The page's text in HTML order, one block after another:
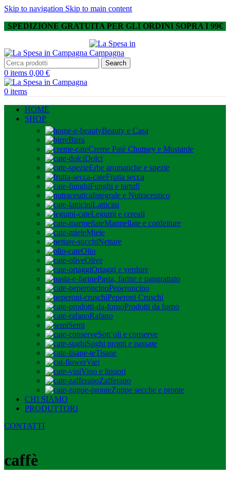
Skip to navigation Skip to main content
SPEDIZIONE GRATUITA PER GLI ORDINI SOPRA I 99€
Search
0 items 0,00 €
0 items
HOME
SHOP
Beauty e Casa
Birra
Creme Patè Chutney e Mostarde
Dolci
Erbe aromatiche e spezie
Frutta secca
Funghi e tartufi
Integrale e Nutraceutico
Latticini
Legumi e cereali
Marmellate e confetture
Miele
Nettare
Olio
Olive
Ortaggi e verdure
Pasta, farine e pangrattato
Peperoncino
Peperoni Cruschi
Prodotti da forno
Rafano
Semi
Sott’oli e conserve
Sughi pronti e passate
Tisane
Vari
Vino e liquori
Zafferano
Zuppe secche e pronte
CHI SIAMO
PRODUTTORI
CONTATTI
caffè